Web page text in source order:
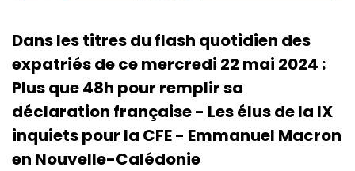
Dans les titres du flash quotidien des
expatriés de ce mercredi 22 mai 2024 :
Plus que 48h pour remplir sa
déclaration française - Les élus de la IX
inquiets pour la CFE - Emmanuel Macron
en Nouvelle-Calédonie